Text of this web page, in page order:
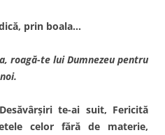
prin boala…
roagă-te lui Dumnezeu pentru
noi.
te-ai suit, Fericită
celor fără de materie,